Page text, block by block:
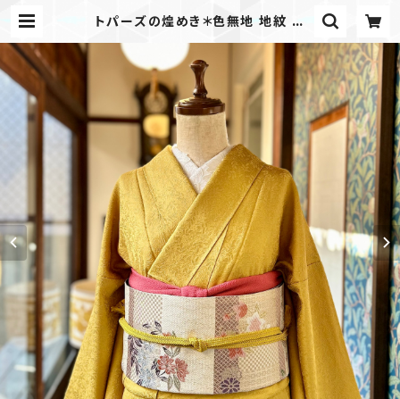
トパーズの煌めき＊色無地 地紋 袷
ono tento